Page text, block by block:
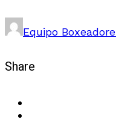
Equipo
Share